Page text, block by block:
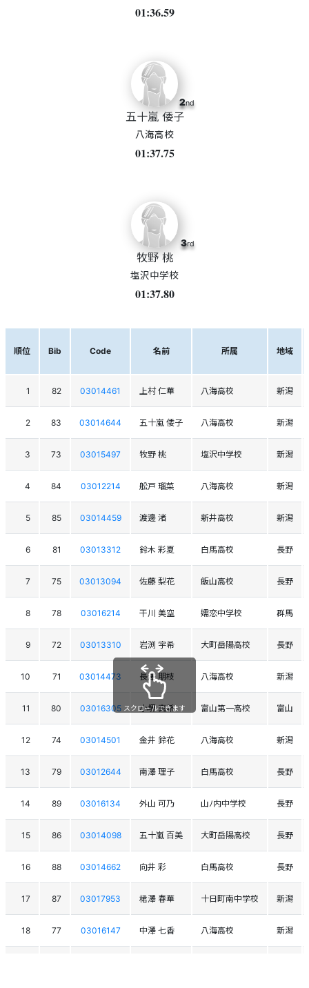
01:36.59
2nd
五十嵐 倭子
八海高校
01:37.75
3rd
牧野 桃
塩沢中学校
01:37.80
順位 Bib Code 名前 所属 地域
1 82 03014461 上村 仁華 八海高校 新潟
2 83 03014644 五十嵐 倭子 八海高校 新潟
3 73 03015497 牧野 桃 塩沢中学校 新潟
4 84 03012214 舩戸 瑠菜 八海高校 新潟
5 85 03014459 渡邊 渚 新井高校 新潟
6 81 03013312 鈴木 彩夏 白馬高校 長野
7 75 03013094 佐藤 梨花 飯山高校 長野
8 78 03016214 干川 美空 嬬恋中学校 群馬
9 72 03013310 岩渕 宇希 大町岳陽高校 長野
10 71 03014473 長澤 朋枝 八海高校 新潟
11 80 03016305 小堺 真希 富山第一高校 富山
12 74 03014501 金井 鈴花 八海高校 新潟
13 79 03012644 南澤 理子 白馬高校 長野
14 89 03016134 外山 可乃 山ﾉ内中学校 長野
15 86 03014098 五十嵐 百美 大町岳陽高校 長野
16 88 03014662 向井 彩 白馬高校 長野
17 87 03017953 桾澤 春華 十日町南中学校 新潟
18 77 03016147 中澤 七香 八海高校 新潟
スクロールできます